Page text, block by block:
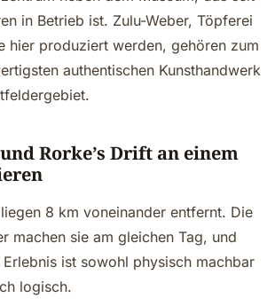
in Betrieb ist. Zulu-Weber, Töpferei
hier produziert werden, gehören zum
authentischen Kunsthandwerk
Rorke’s Drift an einem
8 km voneinander entfernt. Die
machen sie am gleichen Tag, und
ist sowohl physisch machbar
logisch.